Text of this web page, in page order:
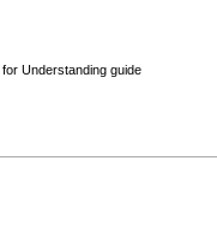
Understanding guide